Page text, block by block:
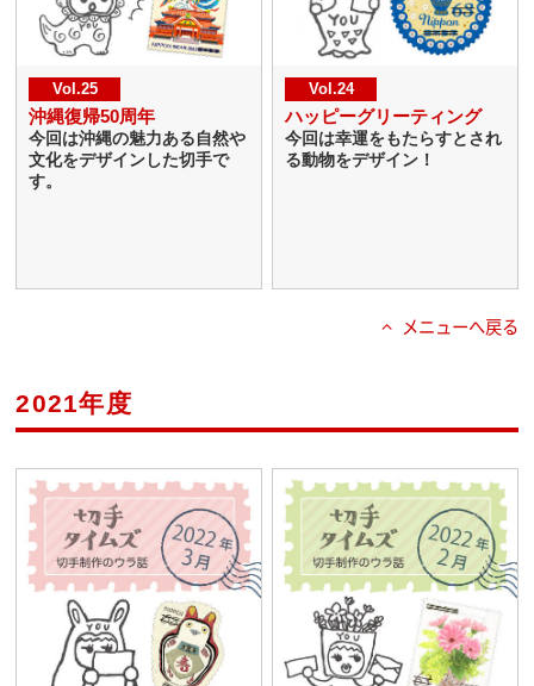
Vol.25
沖縄復帰50周年
今回は沖縄の魅力ある自然や
文化をデザインした切手で
す。
Vol.24
ハッピーグリーティング
今回は幸運をもたらすとされ
る動物をデザイン！
メニューへ戻る
2021年度